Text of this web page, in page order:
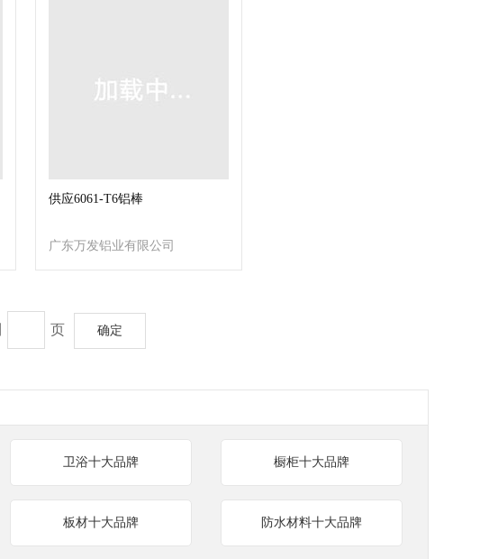
供应6061-T6铝棒
广东万发铝业有限公司
页 确定
卫浴十大品牌 橱柜十大品牌
板材十大品牌 防水材料十大品牌